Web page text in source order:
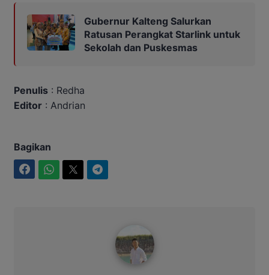
Gubernur Kalteng Salurkan
Ratusan Perangkat Starlink untuk
Sekolah dan Puskesmas
Penulis : Redha
Editor : Andrian
Bagikan